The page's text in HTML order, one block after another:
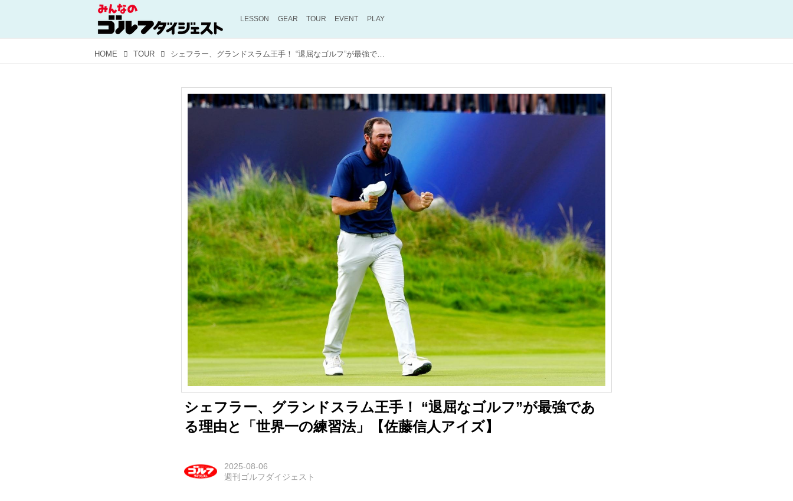
LESSON GEAR TOUR EVENT PLAY
HOME TOUR シェフラー、グランドスラム王手！ “退屈なゴルフ”が最強である理由と「世界一の練習法」【佐藤信人アイズ】
シェフラー、グランドスラム王手！ “退屈なゴルフ”が最強であ
る理由と「世界一の練習法」【佐藤信人アイズ】
2025-08-06
週刊ゴルフダイジェスト